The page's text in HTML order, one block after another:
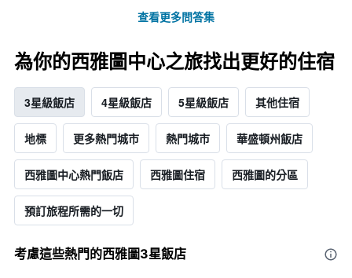
查看更多問答集
為你的西雅圖中心之旅找出更好的住宿
3星級飯店 4星級飯店 5星級飯店 其他住宿
地標 更多熱門城市 熱門城市 華盛頓州飯店
西雅圖中心熱門飯店 西雅圖住宿 西雅圖的分區
預訂旅程所需的一切
考慮這些熱門的西雅圖3星​飯店